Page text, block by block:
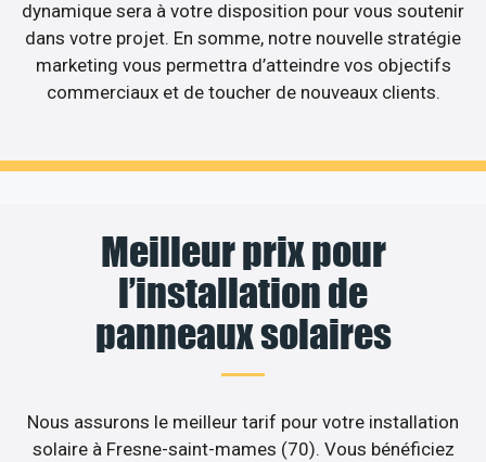
dynamique sera à votre disposition pour vous soutenir
dans votre projet. En somme, notre nouvelle stratégie
marketing vous permettra d’atteindre vos objectifs
commerciaux et de toucher de nouveaux clients.
Meilleur prix pour
l’installation de
panneaux solaires
Nous assurons le meilleur tarif pour votre installation
solaire à Fresne-saint-mames (70). Vous bénéficiez